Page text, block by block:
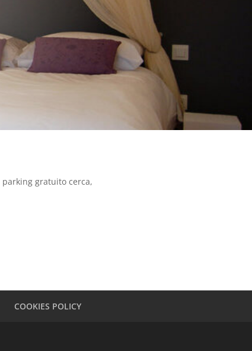
gratuito cerca,
COOKIES POLICY